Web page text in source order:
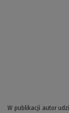
W publikacji autor